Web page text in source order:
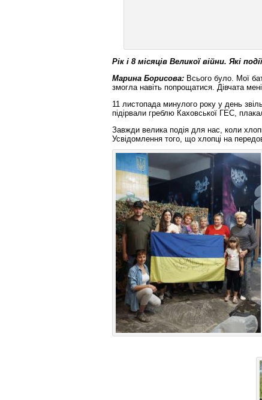
Рік і 8 місяців Великої війни. Які
Марина Борисова: Всього було. Мої
змогла навіть попрощатися. Дівчата
11 листопада минулого року у день
підірвали греблю Каховської ГЕС,
Завжди велика подія для нас, коли
Усвідомлення того, що хлопці на